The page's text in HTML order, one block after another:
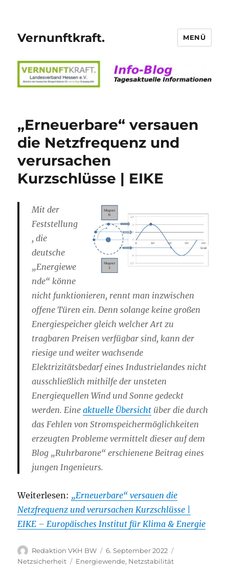
Vernunftkraft. MENÜ
„Erneuerbare“ versauen
die Netzfrequenz und
verursachen
Kurzschlüsse | EIKE
Mit der
Feststellung
, die
deutsche
„Energiewe
nde“ könne
nicht funktionieren, rennt man inzwischen
offene Türen ein. Denn solange keine großen
Energiespeicher gleich welcher Art zu
tragbaren Preisen verfügbar sind, kann der
riesige und weiter wachsende
Elektrizitätsbedarf eines Industrielandes nicht
ausschließlich mithilfe der unsteten
Energiequellen Wind und Sonne gedeckt
werden. Eineaktuelle Übersicht über die durch
das Fehlen von Stromspeichermöglichkeiten
erzeugten Probleme vermittelt dieser auf dem
Blog „Ruhrbarone“ erschienene Beitrag eines
jungen Ingenieurs.
Weiterlesen: „Erneuerbare“ versauen die
Netzfrequenz und verursachen Kurzschlüsse |
EIKE – Europäisches Institut für Klima & Energie
Autor
Redaktion VKH BW
Veröffentlicht
am
6. September 2022
Netzsicherheit
Schlagwörter
Energiewende, Netzstabilität